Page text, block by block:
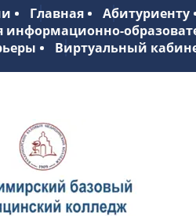
Главная Абитуриенту
информационно-
Виртуальный